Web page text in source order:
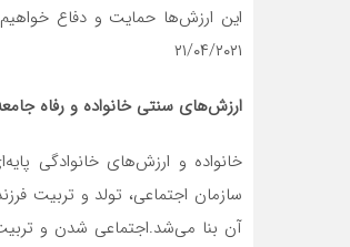
این ارزش‌ها حمایت و دفاع
۲۱/۰۴/۲۰۲۱
ارزش‌های سنتی خانواده و رفاه
خانواده و ارزش‌های خانوادگی
سازمان اجتماعی، تولد و تربیت
آن بنا می‌شد.اجتماعی شدن و